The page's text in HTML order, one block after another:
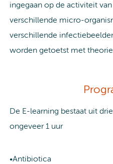
ingegaan op de activiteit
verschillende micro-
verschillende
worden getoetst met
De E-learning bestaat uit
ongeveer 1 uur
•Antibiotica